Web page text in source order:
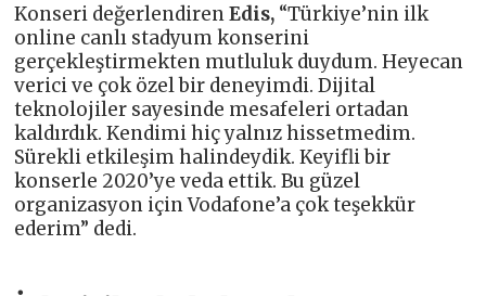
Konseri değerlendirenEdis, “Türkiye’nin ilk
online canlı stadyum konserini
gerçekleştirmekten mutluluk duydum. Heyecan
verici ve çok özel bir deneyimdi. Dijital
teknolojiler sayesinde mesafeleri ortadan
kaldırdık. Kendimi hiç yalnız hissetmedim.
Sürekli etkileşim halindeydik. Keyifli bir
konserle 2020’ye veda ettik. Bu güzel
organizasyon için Vodafone’a çok teşekkür
ederim” dedi.